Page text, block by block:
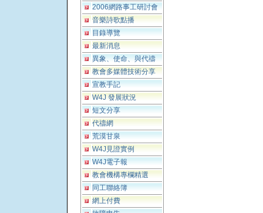
2006網路事工研討會
音樂詩歌點播
目錄導覽
最新消息
異象、使命、與代禱
教會多媒體技術分享
宣教手記
W4J 發展狀況
短文分享
代禱網
荒漠甘泉
W4J見證實例
W4J電子報
教會機構專欄精選
同工聯絡簿
網上付費